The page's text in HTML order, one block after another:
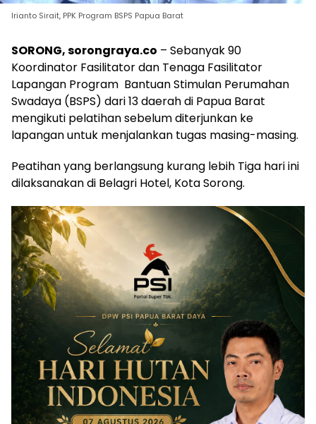
Irianto Sirait, PPK Program BSPS Papua Barat
SORONG, sorongraya.co – Sebanyak 90
Koordinator Fasilitator dan Tenaga Fasilitator
Lapangan Program Bantuan Stimulan Perumahan
Swadaya (BSPS) dari 13 daerah di Papua Barat
mengikuti pelatihan sebelum diterjunkan ke
lapangan untuk menjalankan tugas masing-masing.
Peatihan yang berlangsung kurang lebih Tiga hari ini
dilaksanakan di Belagri Hotel, Kota Sorong.